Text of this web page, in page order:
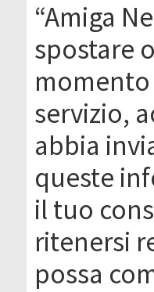
“Amiga
spostare
servizio,
abbia
queste
il tuo
ritenersi
possa